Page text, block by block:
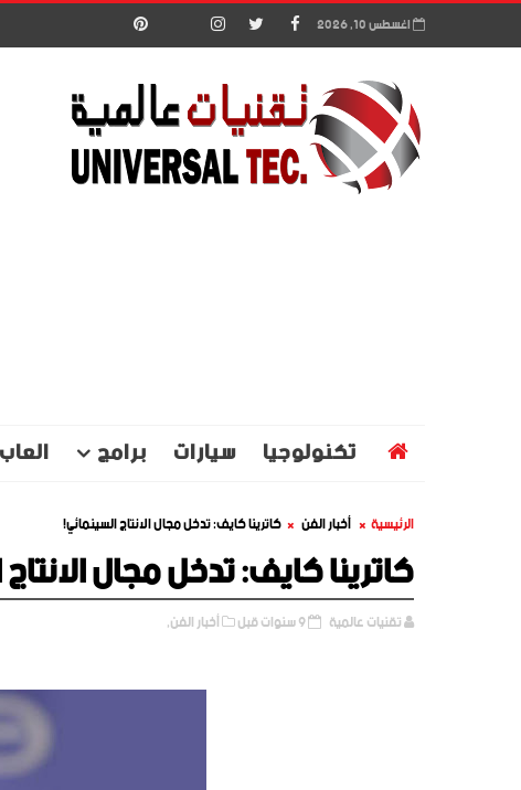
اغسطس 10, 2026
تكنولوجيا سيارات برامج العاب
الرئيسية أخبار الفن كاترينا كايف: تدخل مجال الانتاج السينمائي!
كاترينا كايف: تدخل مجال
تقنيات عالمية 9 سنوات قبل أخبار الفن,